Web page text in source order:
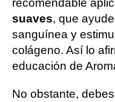
suaves, que
sanguínea y
colágeno. Así lo
educación de
No obstante,